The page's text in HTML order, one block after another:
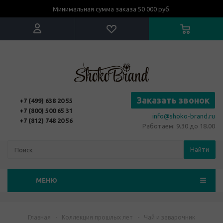
Минимальная сумма заказа 50 000 руб.
+7 (499) 638 20 55
+7 (800) 500 65 31
+7 (812) 748 20 56
Заказать звонок
info@shoko-brand.ru
Работаем: 9.30 до 18.00
Найти
МЕНЮ
Главная - Коллекция прошлых лет - Чай и заварочник